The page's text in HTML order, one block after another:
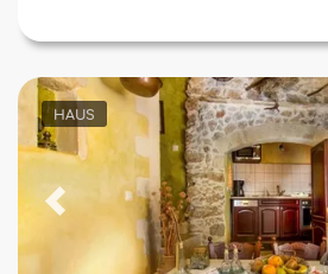
HAUS
Previous